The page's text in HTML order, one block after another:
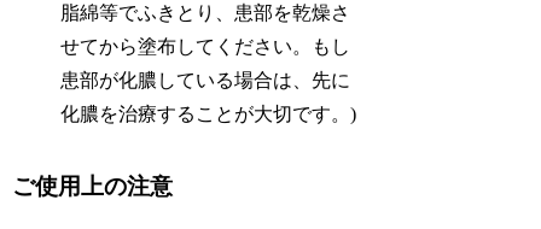
脂綿等でふきとり、患部を乾燥さ
せてから塗布してください。もし
患部が化膿している場合は、先に
化膿を治療することが大切です。)
ご使用上の注意